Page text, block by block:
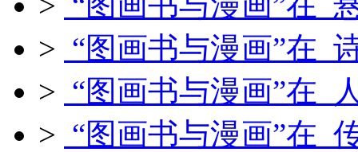
> “图画书与漫画”在
> “图画书与漫画”在
> “图画书与漫画”在